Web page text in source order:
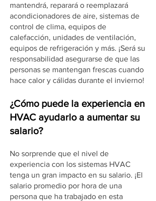
mantendrá, reparará o reemplazará
acondicionadores de aire, sistemas de
control de clima, equipos de
calefacción, unidades de ventilación,
equipos de refrigeración y más. ¡Será su
responsabilidad asegurarse de que las
personas se mantengan frescas cuando
hace calor y cálidas durante el invierno!
¿Cómo puede la experiencia en
HVAC ayudarlo a aumentar su
salario?
No sorprende que el nivel de
experiencia con los sistemas HVAC
tenga un gran impacto en su salario. ¡El
salario promedio por hora de una
persona que ha trabajado en esta